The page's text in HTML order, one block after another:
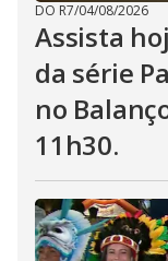
DO R7/04/08/2026
Assista
da série
no
11h30.